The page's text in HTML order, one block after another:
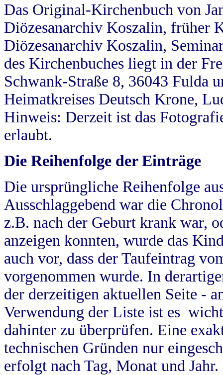
Das Original-Kirchenbuch von
Diözesanarchiv Koszalin, früher
Diözesanarchiv Koszalin,
des Kirchenbuches liegt in der
Schwank-Straße 8, 36043 Fulda
Heimatkreises Deutsch Krone,
Hinweis: Derzeit ist das
erlaubt.
Die Reihenfolge der Einträge
Die ursprüngliche Reihenfolge
Ausschlaggebend war die
z.B. nach der Geburt krank war,
anzeigen konnten, wurde das
auch vor, dass der Taufeintrag
vorgenommen wurde. In
der derzeitigen aktuellen Seite -
Verwendung der Liste ist es
dahinter zu überprüfen. Eine
technischen Gründen nur
erfolgt nach Tag, Monat und Jahr.